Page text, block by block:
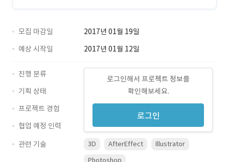
모집 마감일
2017년 01월 19일
예상 시작일
2017년 01월 12일
로그인해서 프로젝트 정보를
확인해보세요.
로그인
진행 분류
기획 상태
프로젝트 경험
협업 예정 인력
관련 기술
3D AfterEffect
Illustrator
Photoshop